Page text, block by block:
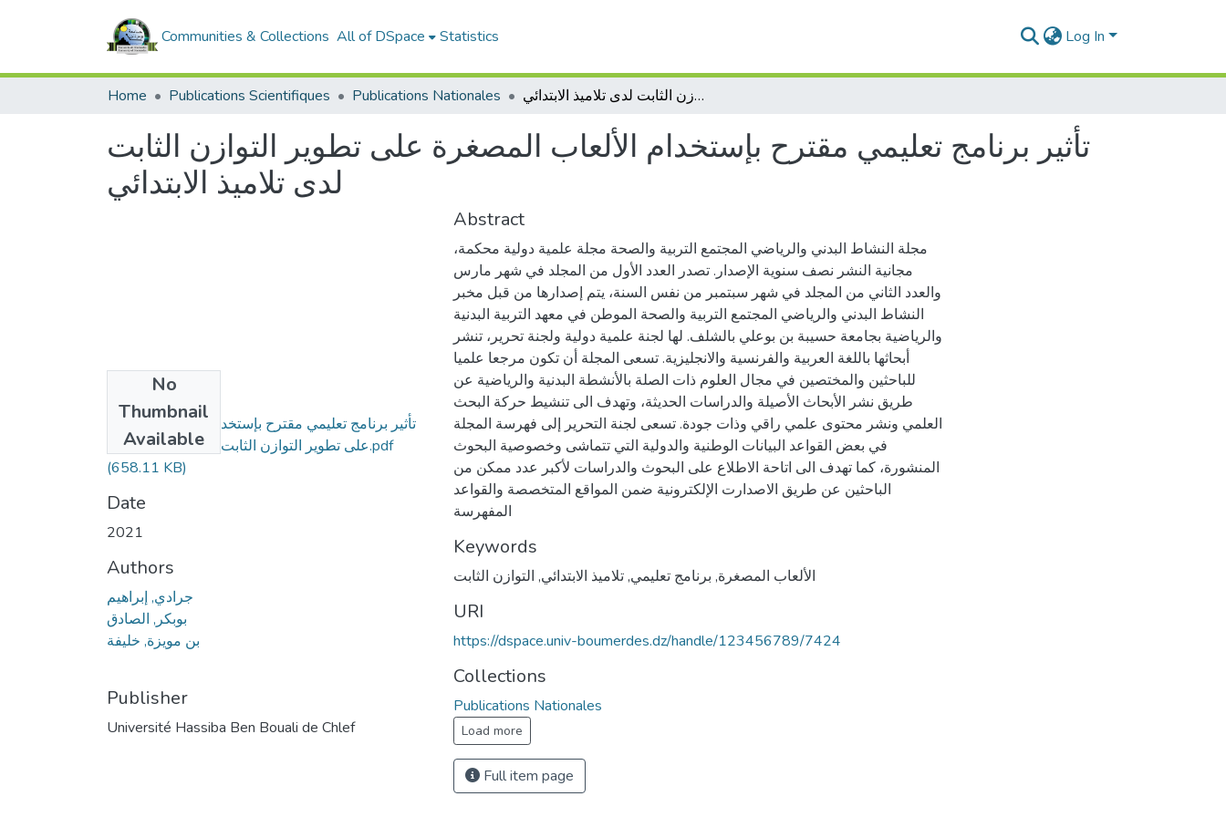
Communities & Collections All of DSpace Statistics Log In
Home Publications Scientifiques Publications Nationales تأثير برنامج تعليمي مقترح بإستخدام الألعاب المصغرة على تطوير التوازن الثابت لدى تلاميذ الابتدائي
تأثير برنامج تعليمي مقترح بإستخدام الألعاب المصغرة على تطوير التوازن الثابت
لدى تلاميذ الابتدائي
No
Thumbnail
Available
تأثير برنامج تعليمي مقترح بإستخدام الألعاب المصغرة
على تطوير التوازن الثابت لدى تلاميذ الابتدائي.pdf
(658.11 KB)
Date
2021
Authors
جرادي, إبراهيم
بوبكر, الصادق
بن مويزة, خليفة
Publisher
Université Hassiba Ben Bouali de Chlef
Abstract
مجلة النشاط البدني والرياضي المجتمع التربية والصحة مجلة علمية دولية محكمة،
مجانية النشر نصف سنوية الإصدار. تصدر العدد الأول من المجلد في شهر مارس
والعدد الثاني من المجلد في شهر سبتمبر من نفس السنة، يتم إصدارها من قبل مخبر
النشاط البدني والرياضي المجتمع التربية والصحة الموطن في معهد التربية البدنية
والرياضية بجامعة حسيبة بن بوعلي بالشلف. لها لجنة علمية دولية ولجنة تحرير، تنشر
أبحاثها باللغة العربية والفرنسية والانجليزية. تسعى المجلة أن تكون مرجعا علميا
للباحثين والمختصين في مجال العلوم ذات الصلة بالأنشطة البدنية والرياضية عن
طريق نشر الأبحاث الأصيلة والدراسات الحديثة، وتهدف الى تنشيط حركة البحث
العلمي ونشر محتوى علمي راقي وذات جودة. تسعى لجنة التحرير إلى فهرسة المجلة
في بعض القواعد البيانات الوطنية والدولية التي تتماشى وخصوصية البحوث
المنشورة، كما تهدف الى اتاحة الاطلاع على البحوث والدراسات لأكبر عدد ممكن من
الباحثين عن طريق الاصدارت الإلكترونية ضمن المواقع المتخصصة والقواعد
المفهرسة
Keywords
الألعاب المصغرة, برنامج تعليمي,تلاميذ الابتدائي, التوازن الثابت
URI
https://dspace.univ-boumerdes.dz/handle/123456789/7424
Collections
Publications Nationales
Load more
Full item page